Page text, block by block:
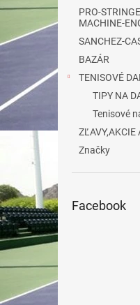
PRO-
MACHINE-
SANCHEZ-
BAZÁR
TENISOVÉ
TIPY NA
Tenisové
ZĽAVY,AKCIE
Značky
Facebook